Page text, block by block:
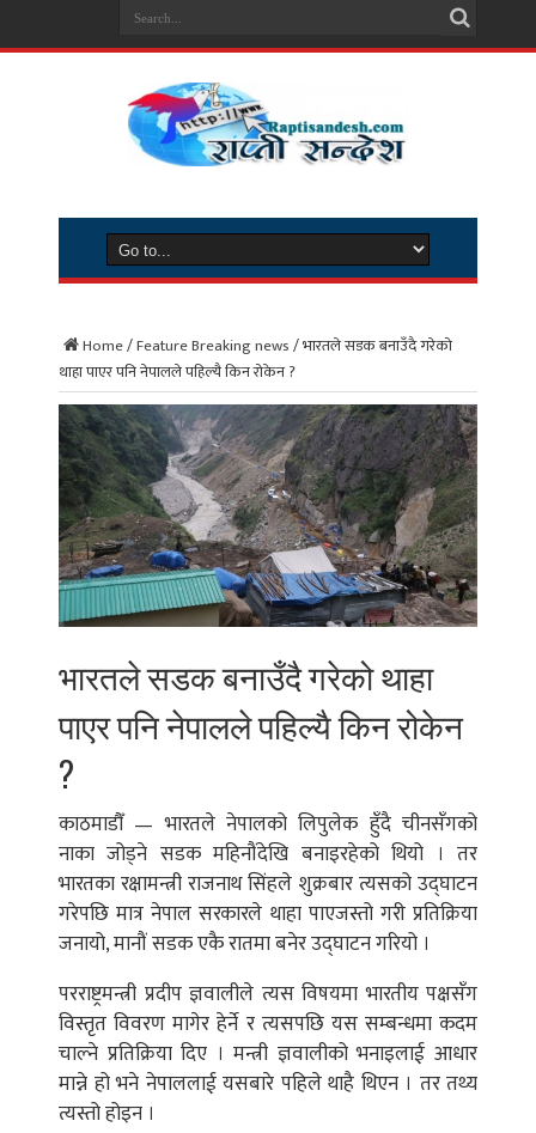
Home/Feature Breaking news/भारतले सडक बनाउँदै गरेको
थाहा पाएर पनि नेपालले पहिल्‍यै किन रोकेन ?
भारतले सडक बनाउँदै गरेको थाहा
पाएर पनि नेपालले पहिल्‍यै किन रोकेन
?
काठमाडौँ — भारतले नेपालको लिपुलेक हुँदै चीनसँगको
नाका जोड्ने सडक महिनौंदेखि बनाइरहेको थियो । तर
भारतका रक्षामन्त्री राजनाथ सिंहले शुक्रबार त्यसको उद्घाटन
गरेपछि मात्र नेपाल सरकारले थाहा पाएजस्तो गरी प्रतिक्रिया
जनायो, मानौं सडक एकै रातमा बनेर उद्घाटन गरियो ।
परराष्ट्रमन्त्री प्रदीप ज्ञवालीले त्यस विषयमा भारतीय पक्षसँग
विस्तृत विवरण मागेर हेर्ने र त्यसपछि यस सम्बन्धमा कदम
चाल्ने प्रतिक्रिया दिए । मन्त्री ज्ञवालीको भनाइलाई आधार
मान्ने हो भने नेपाललाई यसबारे पहिले थाहै थिएन । तर तथ्य
त्यस्तो होइन ।